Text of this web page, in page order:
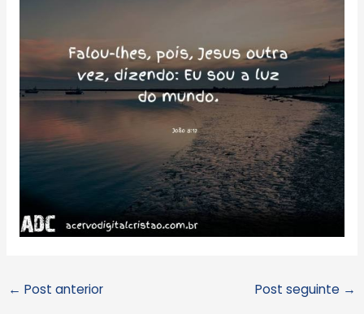
← Post anterior Post seguinte →